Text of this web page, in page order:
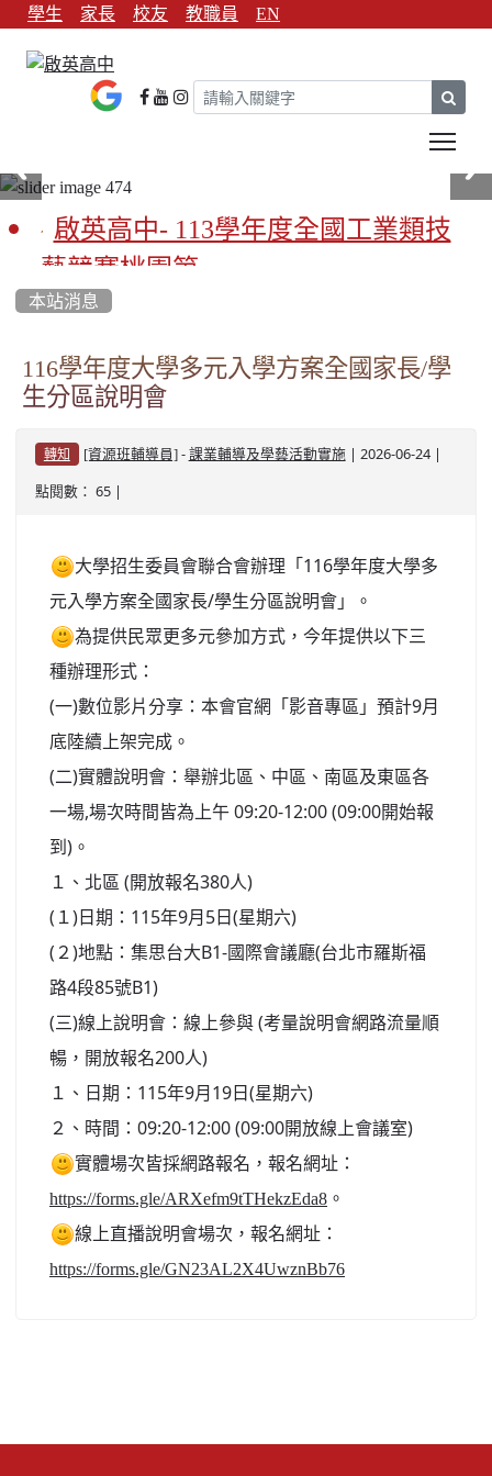
學生 家長 校友 教職員 EN
啟英高中- 113學年度全國工業類技
藝競賽桃園第一
啟英高中-113學年全國學生家事類技
藝競賽榮獲1支金手獎3支優勝
亞洲金牌在啟英！-機器人競賽亞洲
第一
餐飲管理科桃園第一、資料處理科
啟英高中-汽車科榮耀桃園
啟英高中-時尚科桃園第一
本站消息
116學年度大學多元入學方案全國家長/學
生分區說明會
轉知 [資源班輔導員]- 課業輔導及學藝活動實施| 2026-06-24 |
點閱數： 65 |
大學招生委員會聯合會辦理「116學年度大學多
元入學方案全國家長/學生分區說明會」。
為提供民眾更多元參加方式，今年提供以下三
種辦理形式：
(一)數位影片分享：本會官網「影音專區」預計9月
底陸續上架完成。
(二)實體說明會：舉辦北區、中區、南區及東區各
一場,場次時間皆為上午 09:20-12:00 (09:00開始報
到)。
１、北區 (開放報名380人)
(１)日期：115年9月5日(星期六)
(２)地點：集思台大B1-國際會議廳(台北市羅斯福
路4段85號B1)
(三)線上說明會：線上參與 (考量說明會網路流量順
暢，開放報名200人)
１、日期：115年9月19日(星期六)
２、時間：09:20-12:00 (09:00開放線上會議室)
實體場次皆採網路報名，報名網址：
https://forms.gle/ARXefm9tTHekzEda8 。
線上直播說明會場次，報名網址：
https://forms.gle/GN23AL2X4UwznBb76